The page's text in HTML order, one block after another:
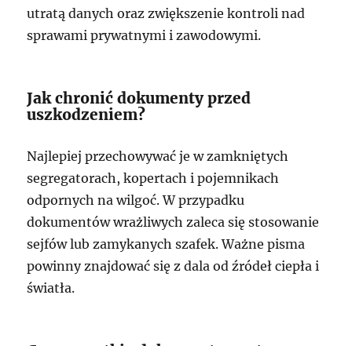
utratą danych oraz zwiększenie kontroli nad
sprawami prywatnymi i zawodowymi.
Jak chronić dokumenty przed
uszkodzeniem?
Najlepiej przechowywać je w zamkniętych
segregatorach, kopertach i pojemnikach
odpornych na wilgoć. W przypadku
dokumentów wrażliwych zaleca się stosowanie
sejfów lub zamykanych szafek. Ważne pisma
powinny znajdować się z dala od źródeł ciepła i
światła.